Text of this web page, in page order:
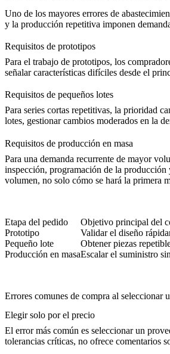
Uno de los mayores errores de
y la producción repetitiva imponen
Requisitos de prototipos
Para el trabajo de prototipos, los
señalar características difíciles desde el
Requisitos de pequeños lotes
Para series cortas repetitivas, la prioridad
lotes, gestionar cambios moderados en la
Requisitos de producción en masa
Para una demanda recurrente de mayor
inspección, programación de la
volumen, no solo cómo se hará la primera
Etapa del pedido Objetivo principal del
Prototipo
Validar el diseño
Pequeño lote
Obtener piezas
Producción en masaEscalar el suministro
Errores comunes de compra al seleccionar
Elegir solo por el precio
El error más común es seleccionar un
tolerancias críticas, no ofrece comentarios